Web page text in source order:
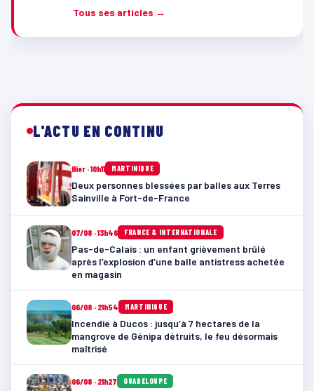
Tous ses articles →
L'ACTU EN CONTINU
Hier · 10h11 MARTINIQUE
Deux personnes blessées par balles aux Terres
Sainville à Fort-de-France
07/08 · 13h46 FRANCE & INTERNATIONALE
Pas-de-Calais : un enfant grièvement brûlé
après l’explosion d’une balle antistress achetée
en magasin
06/08 · 21h54 MARTINIQUE
Incendie à Ducos : jusqu’à 7 hectares de la
mangrove de Génipa détruits, le feu désormais
maîtrisé
06/08 · 21h27 GUADELOUPE